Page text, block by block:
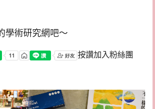
學術研究網吧～
按讚加入粉絲團